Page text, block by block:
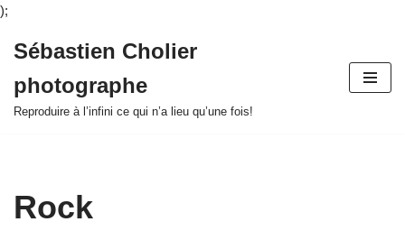
);
au
contenu
Sébastien Cholier
photographe
Reproduire à l’infini ce qui n’a lieu qu’une fois!
Rock